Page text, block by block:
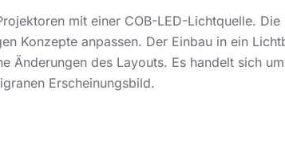
mit einer COB-LED-Lichtquelle.
Konzepte anpassen. Der Einbau in ein
Änderungen des Layouts. Es handelt sich
Erscheinungsbild.